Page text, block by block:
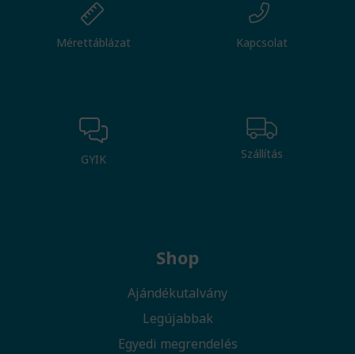
Mérettáblázat Kapcsolat
GYIK Szállítás
Shop
Ajándékutalvány
Legújabbak
Egyedi megrendelés